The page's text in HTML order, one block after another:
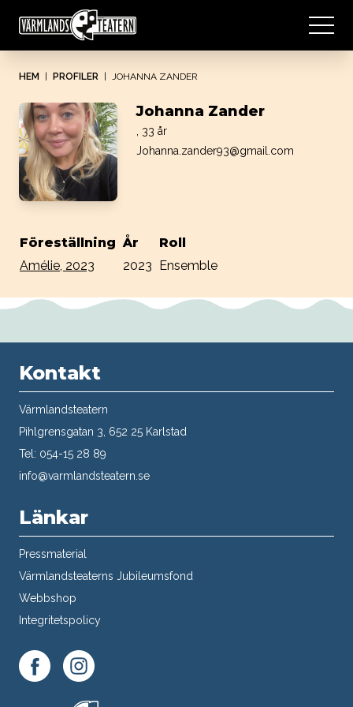
HEM PROFILER JOHANNA ZANDER
Johanna Zander
, 33 år
Johanna.zander93@gmail.com
Föreställning År
Roll
Amélie, 2023
2023 Ensemble
Kontakt
Värmlandsteatern
Pihlgrensgatan 3, 652 25 Karlstad
Tel: 054-15 28 89
info@varmlandsteatern.se
Länkar
Pressmaterial
Värmlandsteaterns Jubileumsfond
Webbshop
Integritetspolicy